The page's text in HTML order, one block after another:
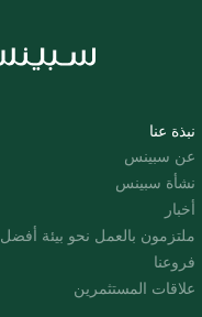
نبذة عنا
عن سبينس
نشأة سبينس
أخبار
ملتزمون بالعمل نحو بيئة أفضل
فروعنا
علاقات المستثمرين